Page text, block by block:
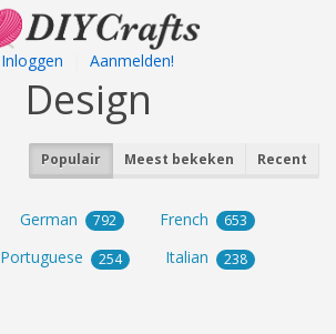
Inloggen Aanmelden!
Design
Populair Meest bekeken Recent
German 792 French 653
Portuguese 254 Italian 238